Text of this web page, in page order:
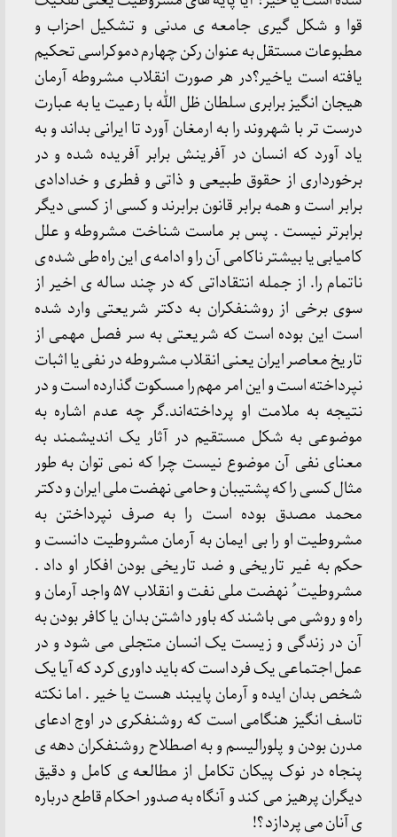
قوا و شکل گیری جامعه ی مدنی و تشکیل احزاب و
مطبوعات مستقل به عنوان رکن چهارم دموکراسی تحکیم
یافته است یاخیر؟در هر صورت انقلاب مشروطه آرمان
هیجان انگیز برابری سلطان ظل الله با رعیت یا به عبارت
درست تر با شهروند را به ارمغان آورد تا ایرانی بداند و به
یاد آورد که انسان در آفرینش برابر آفریده شده و در
برخورداری از حقوق طبیعی و ذاتی و فطری و خدادادی
برابر است و همه برابر قانون برابرند و کسی از کسی دیگر
برابرتر نیست . پس بر ماست شناخت مشروطه و علل
کامیابی یا بیشتر ناکامی آن را و ادامه ی این راه طی شده ی
ناتمام را. از جمله انتقاداتی که در چند ساله ی اخیر از
سوی برخی از روشنفکران به دکتر شریعتی وارد شده
است این بوده است که شریعتی به سر فصل مهمی از
تاریخ معاصر ایران یعنی انقلاب مشروطه در نفی یا اثبات
نپرداخته است و این امر مهم را مسکوت گذارده است و در
نتیجه به ملامت او پرداخته‌اند.گر چه عدم اشاره به
موضوعی به شکل مستقیم در آثار یک اندیشمند به
معنای نفی آن موضوع نیست چرا که نمی توان به طور
مثال کسی را که پشتیبان و حامی نهضت ملی ایران و دکتر
محمد مصدق بوده است را به صرف نپرداختن به
مشروطیت او را بی ایمان به آرمان مشروطیت دانست و
حکم به غیر تاریخی و ضد تاریخی بودن افکار او داد .
مشروطیت ُ نهضت ملی نفت و انقلاب ۵۷ واجد آرمان و
راه و روشی می باشند که باور داشتن بدان یا کافر بودن به
آن در زندگی و زیست یک انسان متجلی می شود و در
عمل اجتماعی یک فرد است که باید داوری کرد که آیا یک
شخص بدان ایده و آرمان پایبند هست یا خیر . اما نکته
تاسف انگیز هنگامی است که روشنفکری در اوج ادعای
مدرن بودن و پلورالیسم و به اصطلاح روشنفکران دهه ی
پنجاه در نوک پیکان تکامل از مطالعه ی کامل و دقیق
دیگران پرهیز می کند و آنگاه به صدور احکام قاطع درباره
ی آنان می پردازد ؟!